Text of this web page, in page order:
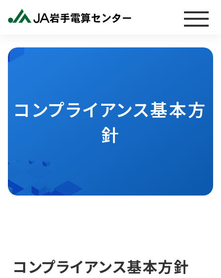
コンプライアンス基本方
針
コンプライアンス基本方針